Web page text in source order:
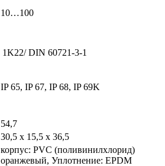
10…100
1K22/ DIN 60721-3-1
IP 65, IP 67, IP 68, IP 69K
54,7
30,5 x 15,5 x 36,5
корпус: PVC (поливинилхлорид)
оранжевый, Уплотнение: EPDM